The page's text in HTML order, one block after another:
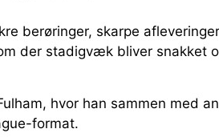
berøringer, skarpe
der stadigvæk bliver snakket
hvor han sammen med
format.